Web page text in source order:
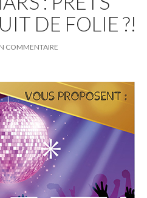
DE FOLIE ?!
COMMENTAIRE